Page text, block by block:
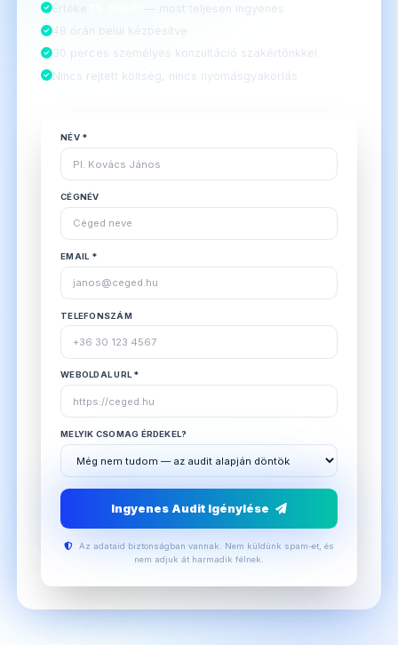
Értéke
— most teljesen ingyenes
48 órán belül kézbesítve
30 perces személyes konzultáció szakértőnkkel
Nincs rejtett költség, nincs nyomásgyakorlás
NÉV *
CÉGNÉV
EMAIL *
TELEFONSZÁM
WEBOLDAL URL *
MELYIK CSOMAG ÉRDEKEL?
Ingyenes Audit Igénylése
Az adataid biztonságban vannak. Nem küldünk spam-et, és
nem adjuk át harmadik félnek.